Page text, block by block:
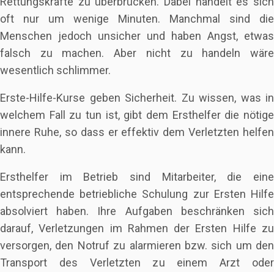
oft nur um wenige Minuten. Manchmal sind die
Menschen jedoch unsicher und haben Angst, etwas
falsch zu machen. Aber nicht zu handeln wäre
wesentlich schlimmer.
Erste-Hilfe-Kurse geben Sicherheit. Zu wissen, was in
welchem Fall zu tun ist, gibt dem Ersthelfer die nötige
innere Ruhe, so dass er effektiv dem Verletzten helfen
kann.
Ersthelfer im Betrieb sind Mitarbeiter, die eine
entsprechende betriebliche Schulung zur Ersten Hilfe
absolviert haben. Ihre Aufgaben beschränken sich
darauf, Verletzungen im Rahmen der Ersten Hilfe zu
versorgen, den Notruf zu alarmieren bzw. sich um den
Transport des Verletzten zu einem Arzt oder